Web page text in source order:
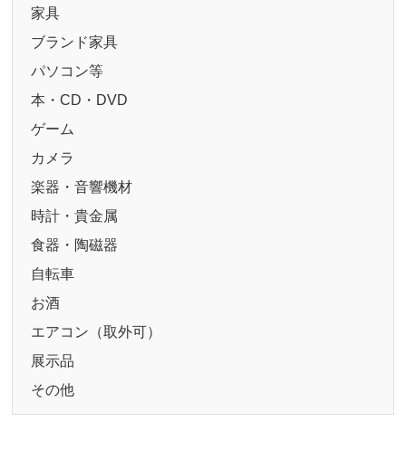
家具
ブランド家具
パソコン等
本・CD・DVD
ゲーム
カメラ
楽器・音響機材
時計・貴金属
食器・陶磁器
自転車
お酒
エアコン（取外可）
展示品
その他